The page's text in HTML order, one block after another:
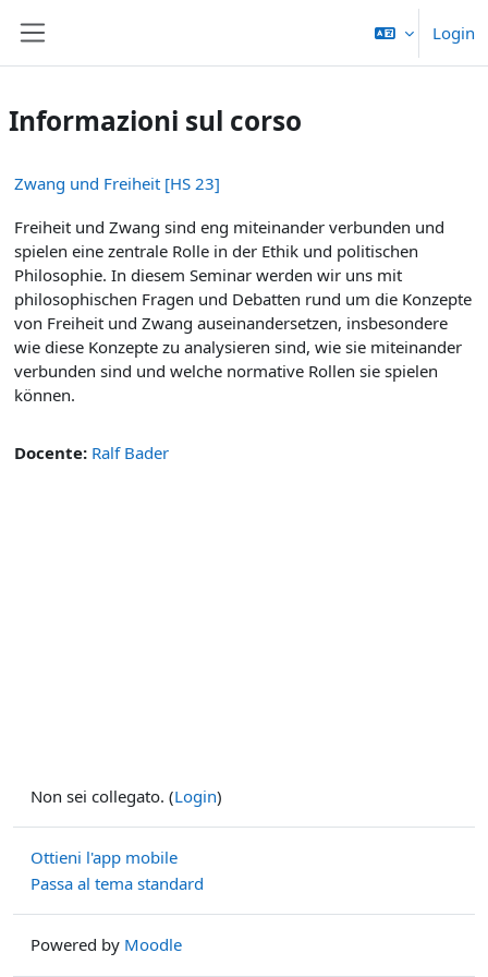
Login
Informazioni sul corso
Zwang und Freiheit [HS 23]
Freiheit und Zwang sind eng miteinander verbunden und
spielen eine zentrale Rolle in der Ethik und politischen
Philosophie. In diesem Seminar werden wir uns mit
philosophischen Fragen und Debatten rund um die Konzepte
von Freiheit und Zwang auseinandersetzen, insbesondere
wie diese Konzepte zu analysieren sind, wie sie miteinander
verbunden sind und welche normative Rollen sie spielen
können.
Docente: Ralf Bader
Non sei collegato. (Login)
Ottieni l'app mobile
Passa al tema standard
Powered by Moodle